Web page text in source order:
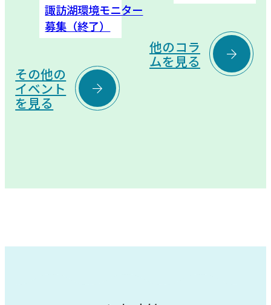
諏訪湖環境モニター
募集（終了）
その他の
イベント
を見る

他のコラ
ムを見る
